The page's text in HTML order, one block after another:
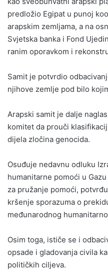
predložio Egipat u punoj
arapskim zemljama, a na
Svjetska banka i Fond
ranim oporavkom i
Samit je potvrdio
njihove zemlje pod bilo
Arapski samit je dalje
komitet da prouči
dijela zločina genocida.
Osuđuje nedavnu odluku
humanitarne pomoći u
za pružanje pomoći,
kršenje sporazuma o
međunarodnog
Osim toga, ističe se i
opsade i gladovanja civila
političkih ciljeva.